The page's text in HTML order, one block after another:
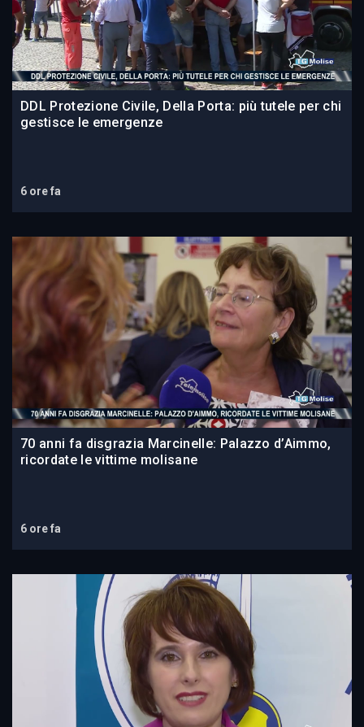
DDL Protezione Civile, Della Porta: più tutele per chi
gestisce le emergenze
6 ore fa
70 anni fa disgrazia Marcinelle: Palazzo d’Aimmo,
ricordate le vittime molisane
6 ore fa